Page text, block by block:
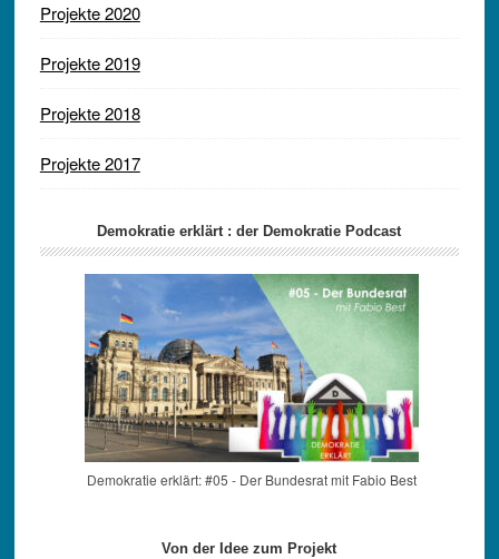
Projekte 2020
Projekte 2019
Projekte 2018
Projekte 2017
Demokratie erklärt : der Demokratie Podcast
Demokratie erklärt: #05 - Der Bundesrat mit Fabio Best
Von der Idee zum Projekt